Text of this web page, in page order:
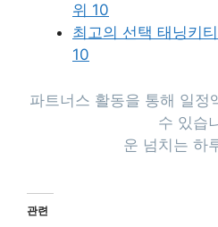
위 10
최고의 선택 태닝키
10
파트너스 활동을 통해 일정
수 있습
운 넘치는 하
관련